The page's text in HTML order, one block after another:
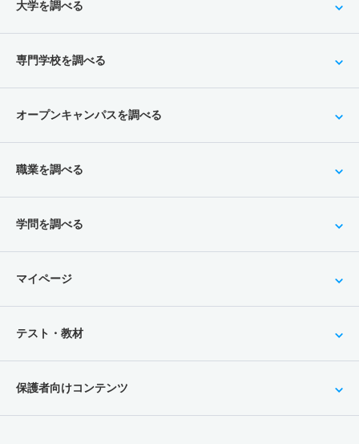
大学を調べる
専門学校を調べる
オープンキャンパスを調べる
職業を調べる
学問を調べる
マイページ
テスト・教材
保護者向けコンテンツ